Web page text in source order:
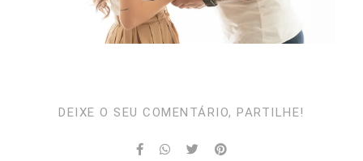
DEIXE O SEU COMENTÁRIO, PARTILHE!